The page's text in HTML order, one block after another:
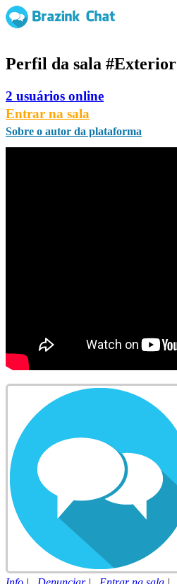
Perfil da sala #Exterior
2 usuários online
Entrar na sala
Sobre o autor da plataforma